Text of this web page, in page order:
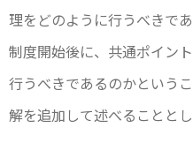
理をどのように行うべきで
制度開始後に、共通ポイン
行うべきであるのかという
解を追加して述べることとし